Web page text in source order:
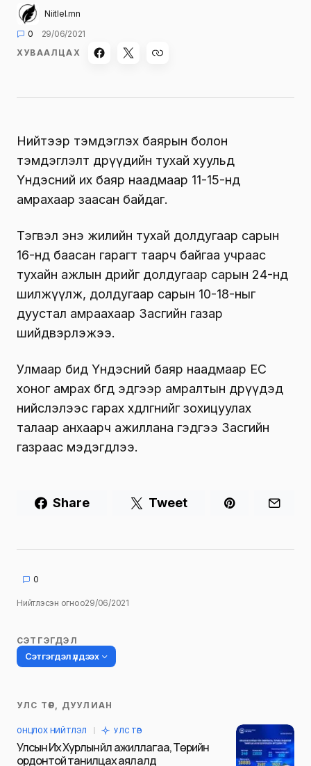
Niitlel.mn
0
29/06/2021
ХУВААЛЦАХ
Нийтээр тэмдэглэх баярын болон
тэмдэглэлт өдрүүдийн тухай хуульд
Үндэсний их баяр наадмаар 11-15-нд
амрахаар заасан байдаг.
Тэгвэл энэ жилийн тухай долдугаар сарын
16-нд баасан гарагт таарч байгаа учраас
тухайн ажлын өдрийг долдугаар сарын 24-нд
шилжүүлж, долдугаар сарын 10-18-ныг
дуустал амраахаар Засгийн газар
шийдвэрлэжээ.
Улмаар бид Үндэсний баяр наадмаар ЕС
хоног амрах бөгөөд эдгээр амралтын өдрүүдэд
нийслэлээс гарах хөдөлгөөнийг зохицуулах
талаар анхаарч ажиллана гэдгээ Засгийн
газраас мэдэгдлээ.
Share Tweet
0
Нийтлэсэн огноо29/06/2021
СЭТГЭГДЭЛ
Сэтгэгдэл үлдээх
Таны имэйл хаягийг нийтлэхгүй.
тэмдэглэсэн
УЛС ТӨР, ДУУЛИАН
ОНЦЛОХ НИЙТЛЭЛ УЛС ТӨР
Улсын Их Хурлын үйл ажиллагаа, Төрийн
ордонтой танилцах аялалд